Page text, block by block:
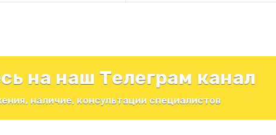
на наш Телеграм канал
наличие, консультации специалистов